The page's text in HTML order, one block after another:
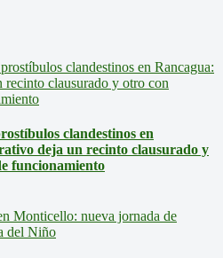
clandestinos en
deja un recinto clausurado y
funcionamiento